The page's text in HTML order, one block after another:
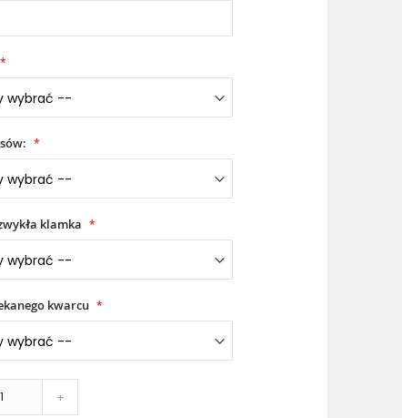
klamka
kwarcu
+